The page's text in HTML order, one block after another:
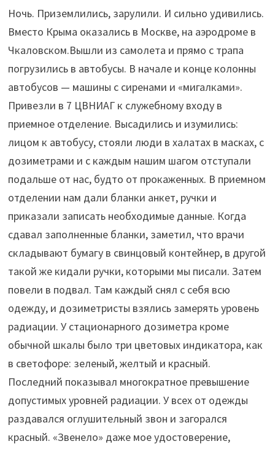
Ночь. Приземлились, зарулили. И сильно удивились.
Вместо Крыма оказались в Москве, на аэродроме в
Чкаловском.Вышли из самолета и прямо с трапа
погрузились в автобусы. В начале и конце колонны
автобусов — машины с сиренами и «мигалками».
Привезли в 7 ЦВНИАГ к служебному входу в
приемное отделение. Высадились и изумились:
лицом к автобусу, стояли люди в халатах в масках, с
дозиметрами и с каждым нашим шагом отступали
подальше от нас, будто от прокаженных. В приемном
отделении нам дали бланки анкет, ручки и
приказали записать необходимые данные. Когда
сдавал заполненные бланки, заметил, что врачи
складывают бумагу в свинцовый контейнер, в другой
такой же кидали ручки, которыми мы писали. Затем
повели в подвал. Там каждый снял с себя всю
одежду, и дозиметристы взялись замерять уровень
радиации. У стационарного дозиметра кроме
обычной шкалы было три цветовых индикатора, как
в светофоре: зеленый, желтый и красный.
Последний показывал многократное превышение
допустимых уровней радиации. У всех от одежды
раздавался оглушительный звон и загорался
красный. «Звенело» даже мое удостоверение,